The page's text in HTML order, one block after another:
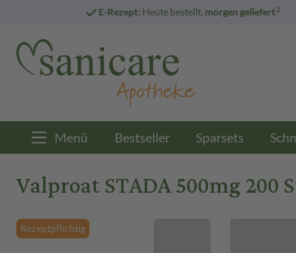
E-Rezept: Heute bestellt, morgen geliefert3
Menü Bestseller Sparsets
Valproat STADA 500mg
Rezeptpflichtig